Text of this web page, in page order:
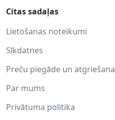
Citas sadaļas
Lietošanas noteikumi
Sīkdatnes
Preču piegāde un atgriešana
Par mums
Privātuma politika